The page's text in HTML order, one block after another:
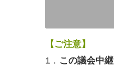
【ご注意】
1． この議会中